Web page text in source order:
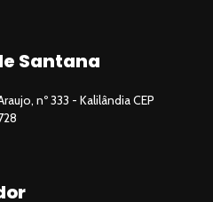
Santana
nº 333 - Kalilândia CEP